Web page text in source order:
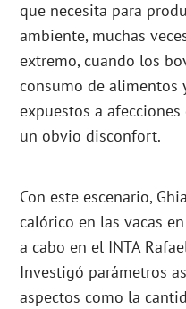
que necesita para
ambiente, muchas
extremo, cuando los
consumo de alimentos
expuestos a
un obvio disconfort.
Con este escenario,
calórico en las vacas
a cabo en el INTA
Investigó parámetros
aspectos como la